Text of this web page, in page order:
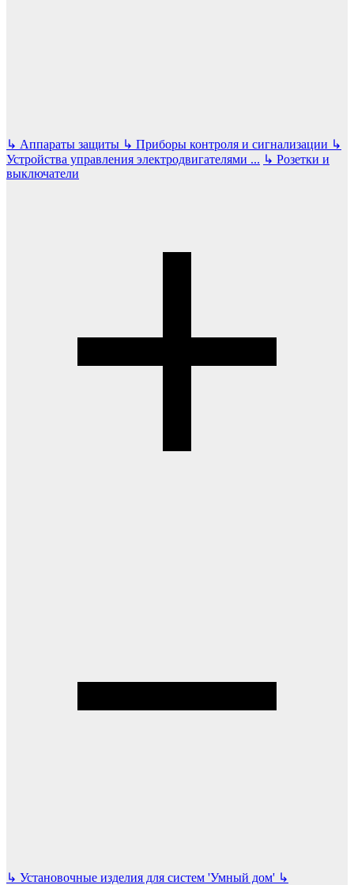
↳ Аппараты защиты ↳ Приборы контроля и сигнализации ↳
Устройства управления электродвигателями ... ↳ Розетки и
выключатели
↳ Установочные изделия для систем 'Умный дом' ↳